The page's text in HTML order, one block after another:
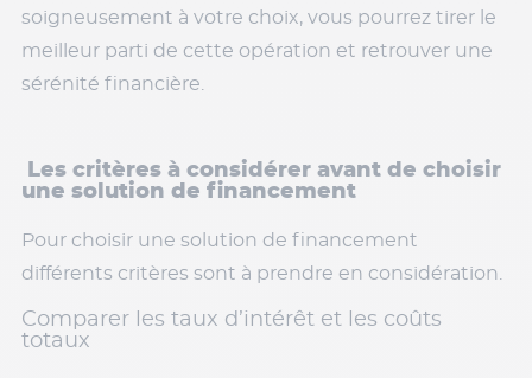
soigneusement à votre choix, vous pourrez tirer le
meilleur parti de cette opération et retrouver une
sérénité financière.
Les critères à considérer avant de choisir
une solution de financement
Pour choisir une solution de financement
différents critères sont à prendre en considération.
Comparer les taux d’intérêt et les coûts
totaux